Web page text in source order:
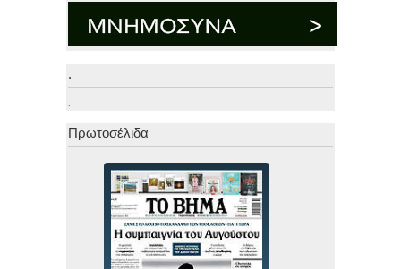
.
.
Πρωτοσέλιδα